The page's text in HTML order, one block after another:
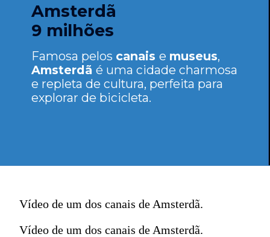
Amsterdã
9 milhões
Famosa pelos canaise museus,
Amsterdãé uma cidade charmosa
e repleta de cultura, perfeita para
explorar de bicicleta.
Vídeo de um dos canais de Amsterdã.
Vídeo de um dos canais de Amsterdã.